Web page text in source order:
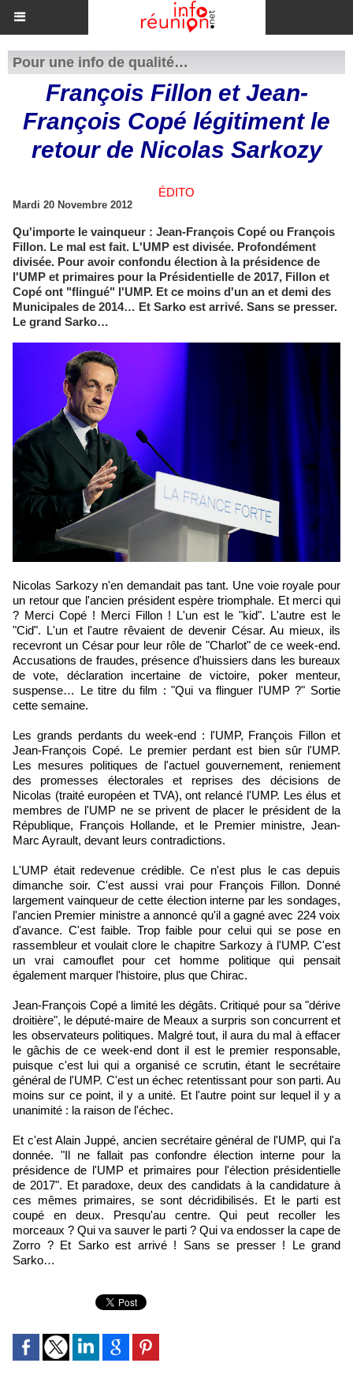
Pour une info de qualité…
François Fillon et Jean-
François Copé légitiment le
retour de Nicolas Sarkozy
ÉDITO
Mardi 20 Novembre 2012
Qu'importe le vainqueur : Jean-François Copé ou François
Fillon. Le mal est fait. L'UMP est divisée. Profondément
divisée. Pour avoir confondu élection à la présidence de
l'UMP et primaires pour la Présidentielle de 2017, Fillon et
Copé ont "flingué" l'UMP. Et ce moins d'un an et demi des
Municipales de 2014… Et Sarko est arrivé. Sans se presser.
Le grand Sarko…
Nicolas Sarkozy n'en demandait pas tant. Une voie royale pour
un retour que l'ancien président espère triomphale. Et merci qui
? Merci Copé ! Merci Fillon ! L'un est le "kid". L'autre est le
"Cid". L'un et l'autre rêvaient de devenir César. Au mieux, ils
recevront un César pour leur rôle de "Charlot" de ce week-end.
Accusations de fraudes, présence d'huissiers dans les bureaux
de vote, déclaration incertaine de victoire, poker menteur,
suspense… Le titre du film : "Qui va flinguer l'UMP ?" Sortie
cette semaine.
Les grands perdants du week-end : l'UMP, François Fillon et
Jean-François Copé. Le premier perdant est bien sûr l'UMP.
Les mesures politiques de l'actuel gouvernement, reniement
des promesses électorales et reprises des décisions de
Nicolas (traité européen et TVA), ont relancé l'UMP. Les élus et
membres de l'UMP ne se privent de placer le président de la
République, François Hollande, et le Premier ministre, Jean-
Marc Ayrault, devant leurs contradictions.
L'UMP était redevenue crédible. Ce n'est plus le cas depuis
dimanche soir. C'est aussi vrai pour François Fillon. Donné
largement vainqueur de cette élection interne par les sondages,
l'ancien Premier ministre a annoncé qu'il a gagné avec 224 voix
d'avance. C'est faible. Trop faible pour celui qui se pose en
rassembleur et voulait clore le chapitre Sarkozy à l'UMP. C'est
un vrai camouflet pour cet homme politique qui pensait
également marquer l'histoire, plus que Chirac.
Jean-François Copé a limité les dégâts. Critiqué pour sa "dérive
droitière", le député-maire de Meaux a surpris son concurrent et
les observateurs politiques. Malgré tout, il aura du mal à effacer
le gâchis de ce week-end dont il est le premier responsable,
puisque c'est lui qui a organisé ce scrutin, étant le secrétaire
général de l'UMP. C'est un échec retentissant pour son parti. Au
moins sur ce point, il y a unité. Et l'autre point sur lequel il y a
unanimité : la raison de l'échec.
Et c'est Alain Juppé, ancien secrétaire général de l'UMP, qui l'a
donnée. "Il ne fallait pas confondre élection interne pour la
présidence de l'UMP et primaires pour l'élection présidentielle
de 2017". Et paradoxe, deux des candidats à la candidature à
ces mêmes primaires, se sont décridibilisés. Et le parti est
coupé en deux. Presqu'au centre. Qui peut recoller les
morceaux ? Qui va sauver le parti ? Qui va endosser la cape de
Zorro ? Et Sarko est arrivé ! Sans se presser ! Le grand
Sarko…